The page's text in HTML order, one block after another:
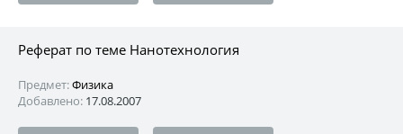
Реферат по теме Нанотехнология
Предмет:Физика
Добавлено: 17.08.2007